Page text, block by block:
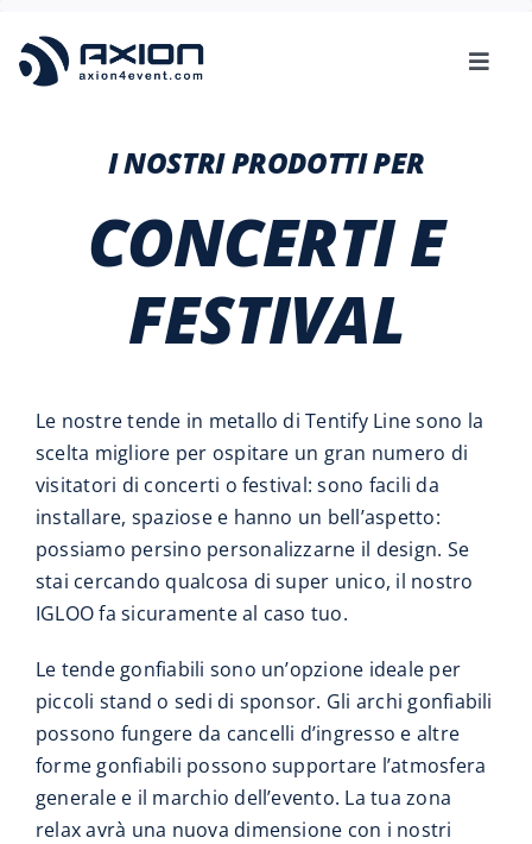
content
SU DI NOI
I NOSTRI PRODOTTI PER
CONCERTI E
FESTIVAL
Le nostre tende in metallo di Tentify Line sono la
scelta migliore per ospitare un gran numero di
visitatori di concerti o festival: sono facili da
installare, spaziose e hanno un bell’aspetto:
possiamo persino personalizzarne il design. Se
stai cercando qualcosa di super unico, il nostro
IGLOO fa sicuramente al caso tuo.
Le tende gonfiabili sono un’opzione ideale per
piccoli stand o sedi di sponsor. Gli archi gonfiabili
possono fungere da cancelli d’ingresso e altre
forme gonfiabili possono supportare l’atmosfera
generale e il marchio dell’evento. La tua zona
relax avrà una nuova dimensione con i nostri